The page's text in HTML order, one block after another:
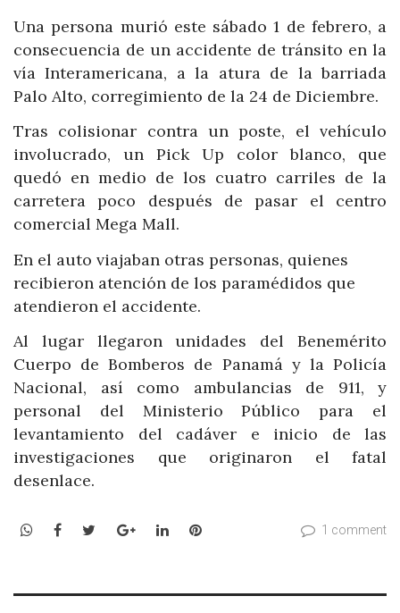
Una persona murió este sábado 1 de febrero, a
consecuencia de un accidente de tránsito en la
vía Interamericana, a la atura de la barriada
Palo Alto, corregimiento de la 24 de Diciembre.
Tras colisionar contra un poste, el vehículo
involucrado, un Pick Up color blanco, que
quedó en medio de los cuatro carriles de la
carretera poco después de pasar el centro
comercial Mega Mall.
En el auto viajaban otras personas, quienes
recibieron atención de los paramédidos que
atendieron el accidente.
Al lugar llegaron unidades del Benemérito
Cuerpo de Bomberos de Panamá y la Policía
Nacional, así como ambulancias de 911, y
personal del Ministerio Público para el
levantamiento del cadáver e inicio de las
investigaciones que originaron el fatal
desenlace.
WhatsApp
Facebook
TwitterGoogle+LinkedInPinterest 1 comment